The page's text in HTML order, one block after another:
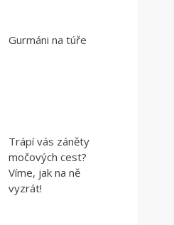
Gurmáni na túře
Trápí vás záněty
močových cest?
Víme, jak na ně
vyzrát!